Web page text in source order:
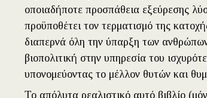
οποιαδήποτε προσπάθεια εξεύρεσης
προϋποθέτει τον τερματισμό της
διαπερνά όλη την ύπαρξη των
βιοπολιτική στην υπηρεσία του
υπονομεύοντας το μέλλον θυτών και
Το απόλυτα ρεαλιστικό αυτό βιβλίο